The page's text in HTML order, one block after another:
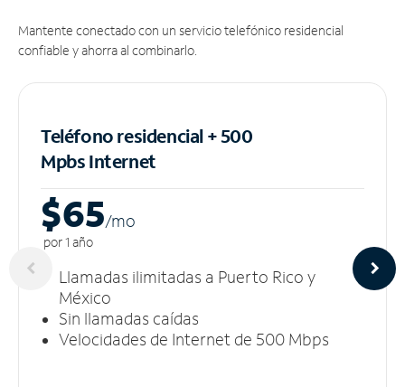
Mantente conectado con un servicio telefónico residencial
confiable y ahorra al combinarlo.
Teléfono residencial + 500
MpbsInternet
$65/mo
por 1 año
Llamadas ilimitadas a Puerto Rico y
México
Sin llamadas caídas
Velocidades de Internet de 500 Mbps